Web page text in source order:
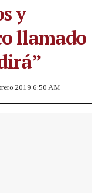
y
llamado
2019 6:50 AM